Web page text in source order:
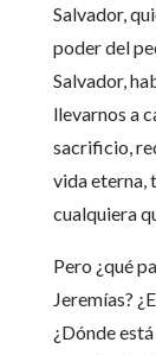
Salvador,
poder del
Salvador,
llevarnos a
sacrificio,
vida eterna,
cualquiera
Pero ¿qué
Jeremías?
¿Dónde